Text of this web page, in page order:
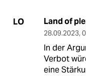
LO Land of
28.09.2023,
In der
Verbot
eine